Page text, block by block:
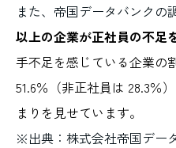
また、帝国データバンクの
以上の企業が正社員の不足
手不足を感じている企業の
51.6％（非正社員は 28.3％
まりを見せています。
※出典：株式会社帝国デー